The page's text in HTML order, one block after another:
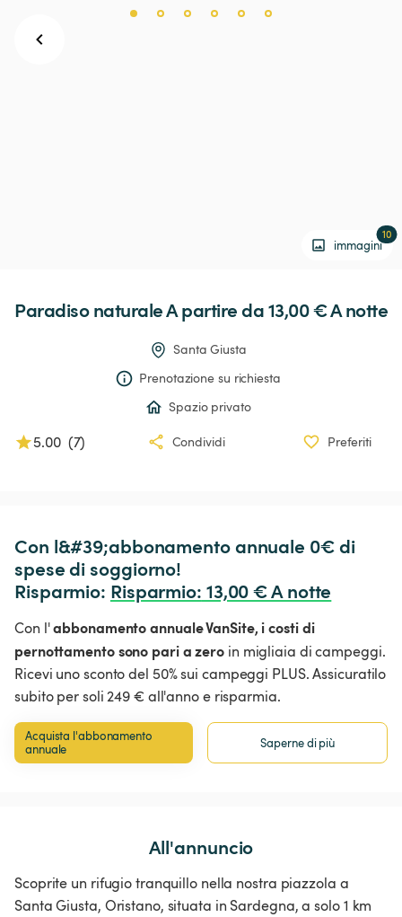
immagini
10
Paradiso naturale A partire da 13,00 € A notte
Santa Giusta
Prenotazione su richiesta
Spazio privato
5.00 (7) Condividi Preferiti
Con l&#39;abbonamento annuale 0€ di
spese di soggiorno!
Risparmio: Risparmio: 13,00 € A notte
Con l'abbonamento annuale VanSite, i costi di
pernottamento sono pari a zero in migliaia di campeggi.
Ricevi uno sconto del 50% sui campeggi PLUS. Assicuratilo
subito per soli 249 € all'anno e risparmia.
Acquista l'abbonamento
annuale
Saperne di più
All'annuncio
Scoprite un rifugio tranquillo nella nostra piazzola a
Santa Giusta, Oristano, situata in Sardegna, a solo 1 km